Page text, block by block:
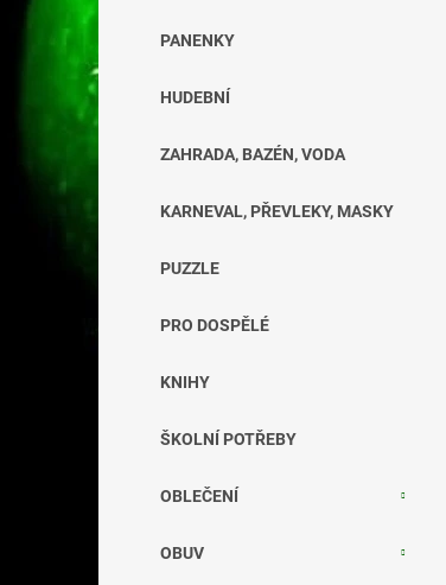
PANENKY
HUDEBNÍ
ZAHRADA, BAZÉN, VODA
KARNEVAL, PŘEVLEKY, MASKY
PUZZLE
PRO DOSPĚLÉ
KNIHY
ŠKOLNÍ POTŘEBY
OBLEČENÍ
OBUV